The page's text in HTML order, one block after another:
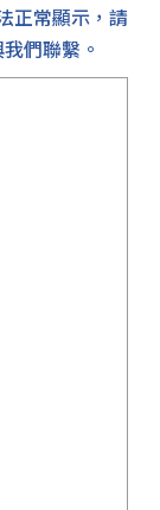
正常顯示，請
們聯繫。